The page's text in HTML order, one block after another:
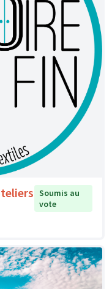
Soumis au
vote